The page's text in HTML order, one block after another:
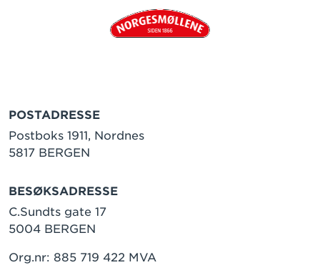
POSTADRESSE
Postboks 1911, Nordnes
5817 BERGEN
BESØKSADRESSE
C.Sundts gate 17
5004 BERGEN
Org.nr: 885 719 422 MVA